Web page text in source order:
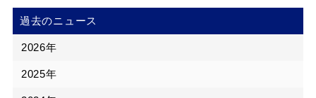
過去のニュース
2026年
2025年